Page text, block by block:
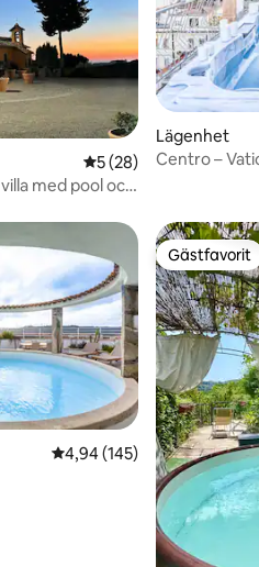
5 av 5 i genomsnittligt
5 (28)
med pool och
Lägenhet
Centro –
4,94 av 5 i genomsnittligt
4,94 (145)
Gästfavorit
Gästfavorit